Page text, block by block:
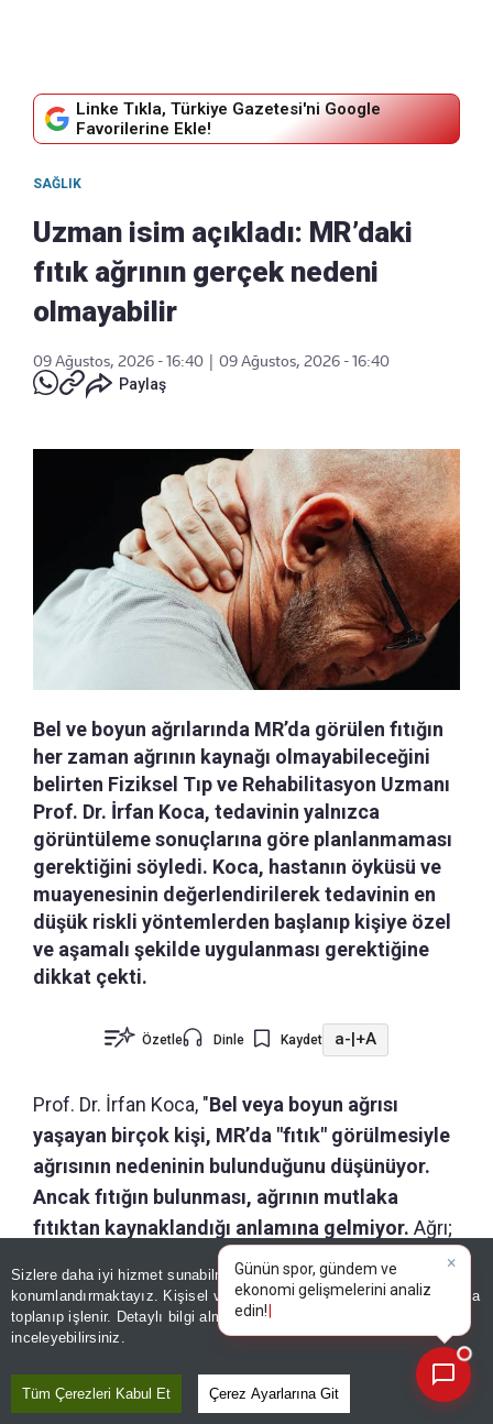
Sizlere daha iyi hizmet sunabilmek adına sitemizdeçerez
konumlandırmaktayız. Kişisel verileriniz, KVKK ve GDPR kapsamında
toplanıp işlenir. Detaylı bilgi almak için
inceleyebilirsiniz.
Tüm Çerezleri Kabul Et Çerez Ayarlarına Git
Linke Tıkla, Türkiye Gazetesi'ni Google
Favorilerine Ekle!
SAĞLIK
Uzman isim açıkladı: MR’daki
fıtık ağrının gerçek nedeni
olmayabilir
09 Ağustos, 2026 - 16:40
09 Ağustos, 2026 - 16:40
Paylaş
Bel ve boyun ağrılarında MR’da görülen fıtığın
her zaman ağrının kaynağı olmayabileceğini
belirten Fiziksel Tıp ve Rehabilitasyon Uzmanı
Prof. Dr. İrfan Koca, tedavinin yalnızca
görüntüleme sonuçlarına göre planlanmaması
gerektiğini söyledi. Koca, hastanın öyküsü ve
muayenesinin değerlendirilerek tedavinin en
düşük riskli yöntemlerden başlanıp kişiye özel
ve aşamalı şekilde uygulanması gerektiğine
dikkat çekti.
Özetle Dinle Kaydet a-|+A
Prof. Dr. İrfan Koca, "Bel veya boyun ağrısı
yaşayan birçok kişi, MR’da "fıtık" görülmesiyle
ağrısının nedeninin bulunduğunu düşünüyor.
Ancak fıtığın bulunması, ağrının mutlaka
fıtıktan kaynaklandığı anlamına gelmiyor. Ağrı;
faset eklemlerden, diskten, kas ve fasya
yapılarından, sinir kökü basısından veya başka bir
bölgeden yansıyan ağrıdan kaynaklanabiliyor"
dedi.
"FITIK GÖRDÜK DİYE AĞRININ
G